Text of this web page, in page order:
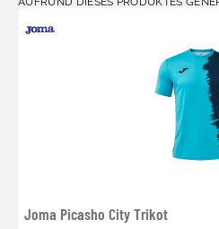
Joma Picasho City Trikot